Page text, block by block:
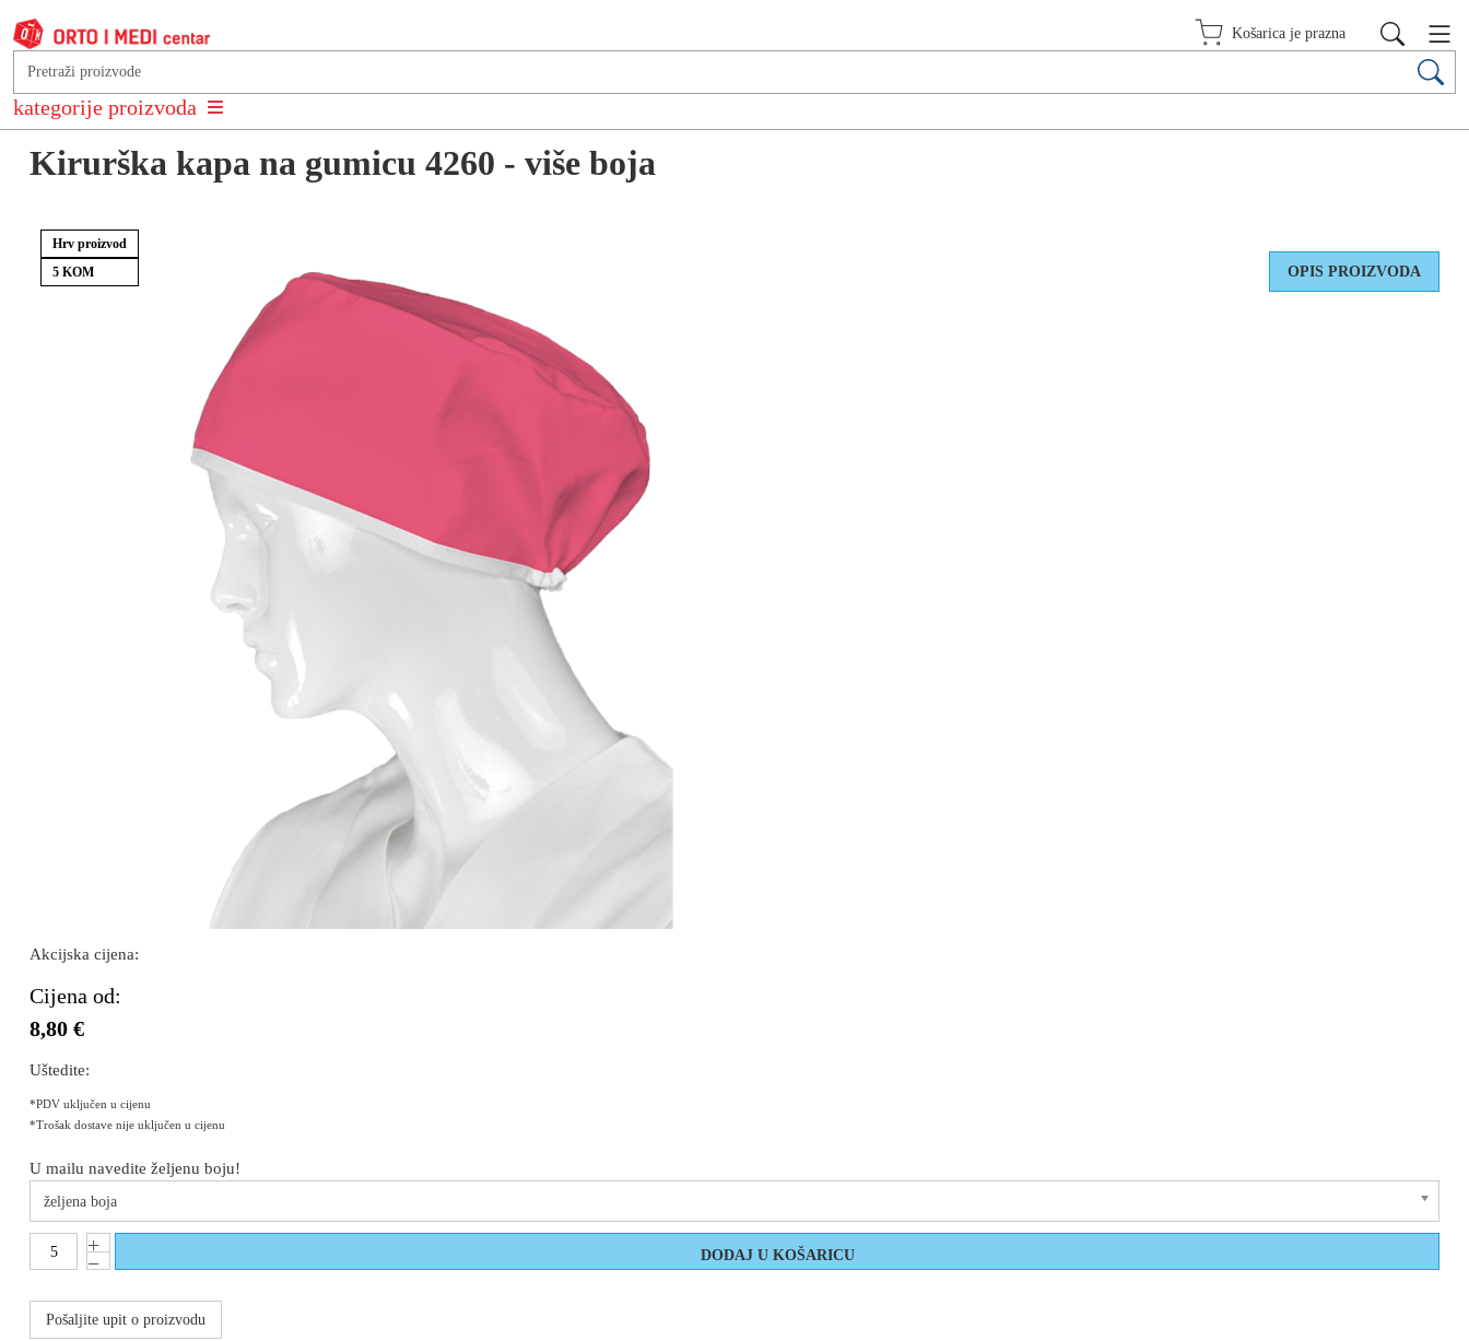
kategorije proizvoda
Košarica je prazna
Natrag na: Kirurške kape
Kirurška kapa na gumicu 4260 - više boja
Hrv proizvod
5 KOM
OPIS PROIZVODA
Akcijska cijena:
Cijena od:
8,80 €
Uštedite:
*PDV uključen u cijenu
*Trošak dostave nije uključen u cijenu
U mailu navedite željenu boju!
željena boja
Pošaljite upit o proizvodu